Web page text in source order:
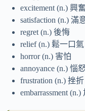
excitement (n.) 興奮
satisfaction (n.) 滿
regret (n.) 後悔
relief (n.) 鬆一口氣
horror (n.) 害怕
annoyance (n.) 惱怒
frustration (n.) 挫折
embarrassment (n.)